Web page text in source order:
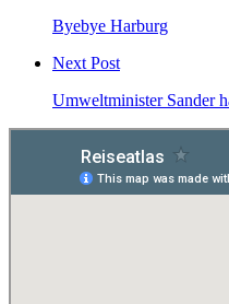
Byebye Harburg
Next Post
Umweltminister Sander